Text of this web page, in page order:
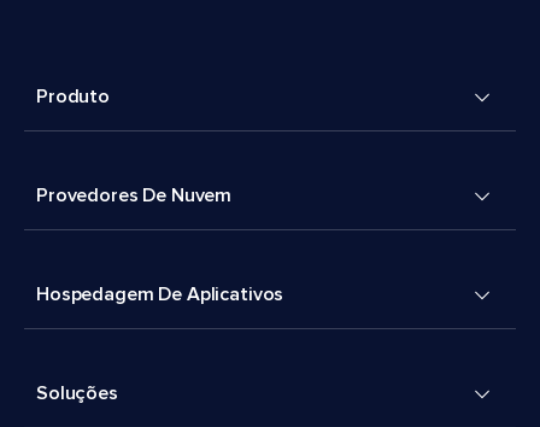
Produto
Provedores De Nuvem
Hospedagem De Aplicativos
Soluções